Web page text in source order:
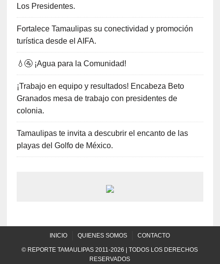
Los Presidentes.
Fortalece Tamaulipas su conectividad y promoción
turística desde el AIFA.
💧🚰 ¡Agua para la Comunidad!
¡Trabajo en equipo y resultados! Encabeza Beto
Granados mesa de trabajo con presidentes de
colonia.
Tamaulipas te invita a descubrir el encanto de las
playas del Golfo de México.
INICIO QUIENES SOMOS CONTACTO
© REPORTE TAMAULIPAS 2011-2026 | TODOS LOS DERECHOS
RESERVADOS